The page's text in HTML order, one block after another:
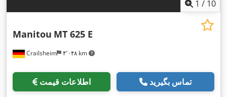
1 / 10
Crailsheim ۴٬۰۴۸ km
Manitou MT 625 E
اطلاعات قیمت تماس بگیرید